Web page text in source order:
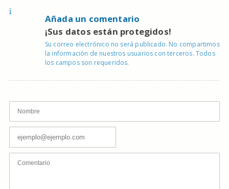
Añada un comentario
¡Sus datos están protegidos!
Su correo electrónico no será publicado. No compartimos
la información de nuestros usuarios con terceros. Todos
los campos son requeridos.